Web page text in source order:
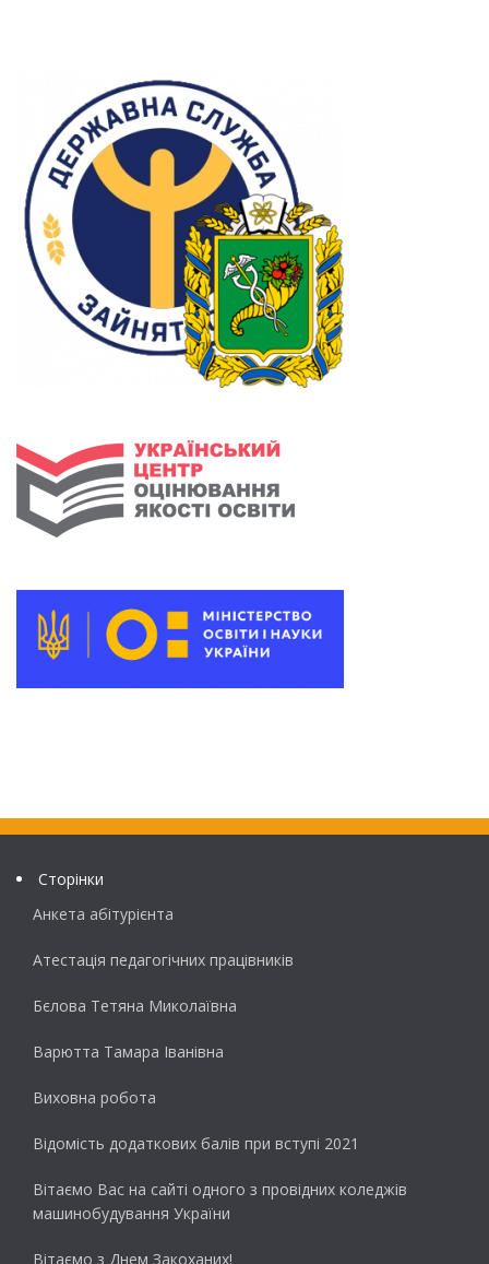
Сторінки
Анкета абітурієнта
Атестація педагогічних працівників
Бєлова Тетяна Миколаївна
Варютта Тамара Іванівна
Виховна робота
Відомість додаткових балів при вступі 2021
Вітаємо Вас на сайті одного з провідних коледжів
машинобудування України
Вітаємо з Днем Закоханих!